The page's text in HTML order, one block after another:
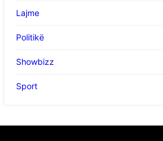
Lajme
Politikë
Showbizz
Sport